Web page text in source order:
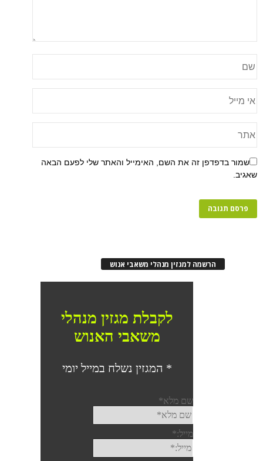
שמור בדפדפן זה את השם, האימייל והאתר שלי לפעם הבאה
שאגיב.
הרשמה למגזין מנהלי משאבי אנוש